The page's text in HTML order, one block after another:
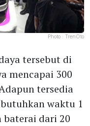
Photo : TrenOto
tersebut di
mencapai 300
tersedia
waktu 1
baterai dari 20